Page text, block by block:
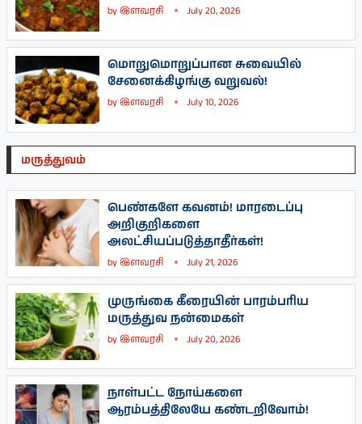
byஇளவரசி July 20, 2026
மொறுமொறுப்பான சுவையில்
சேனைக்கிழங்கு வறுவல்!
byஇளவரசி July 10, 2026
மருத்துவம்
பெண்களே கவனம்! மாரடைப்பு
அறிகுறிகளை
அலட்சியப்படுத்தாதீர்கள்!
byஇளவரசி July 21, 2026
முருங்கை கீரையின் பாரம்பரிய
மருத்துவ நன்மைகள்
byஇளவரசி July 20, 2026
நாள்பட்ட நோய்களை
ஆரம்பத்திலேயே கண்டறிவோம்!